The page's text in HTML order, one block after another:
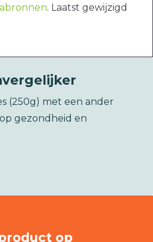
. Laatst gewijzigd
(250g) met een ander
gezondheid en
op